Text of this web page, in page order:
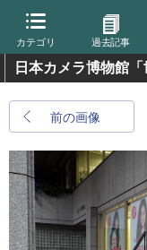
カテゴリ 過去記事
日本カメラ博物館
前の画像